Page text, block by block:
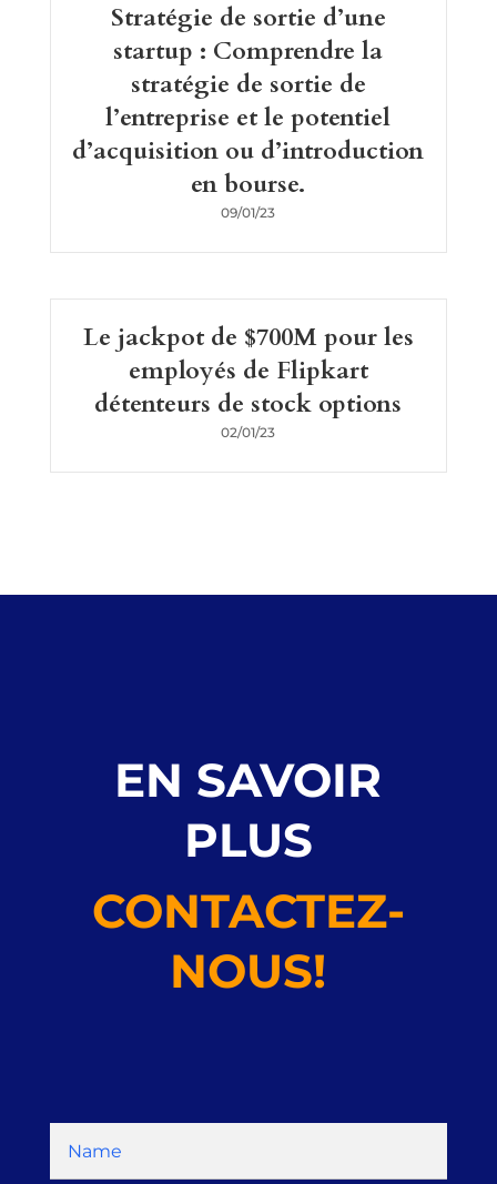
Stratégie de sortie d’une
startup : Comprendre la
stratégie de sortie de
l’entreprise et le potentiel
d’acquisition ou d’introduction
en bourse.
09/01/23
Le jackpot de $700M pour les
employés de Flipkart
détenteurs de stock options
02/01/23
EN SAVOIR
PLUS
CONTACTEZ-
NOUS!